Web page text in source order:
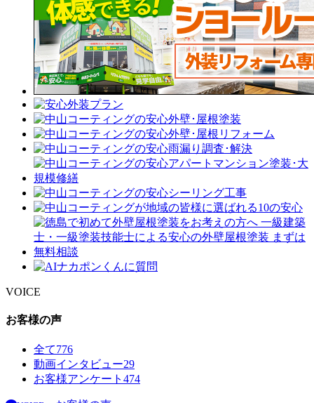
VOICE
お客様の声
全て776
動画インタビュー29
お客様アンケート 474